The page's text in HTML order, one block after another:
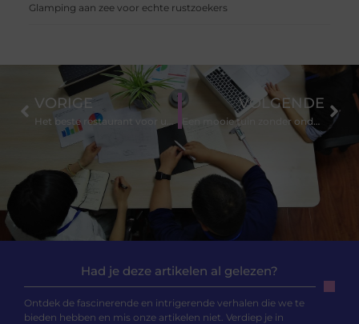
Glamping aan zee voor echte rustzoekers
Had je deze artikelen al gelezen?
Ontdek de fascinerende en intrigerende verhalen die we te
bieden hebben en mis onze artikelen niet. Verdiep je in
VORIGE VOLGENDE
Een mooie tuin zonder onderhoud